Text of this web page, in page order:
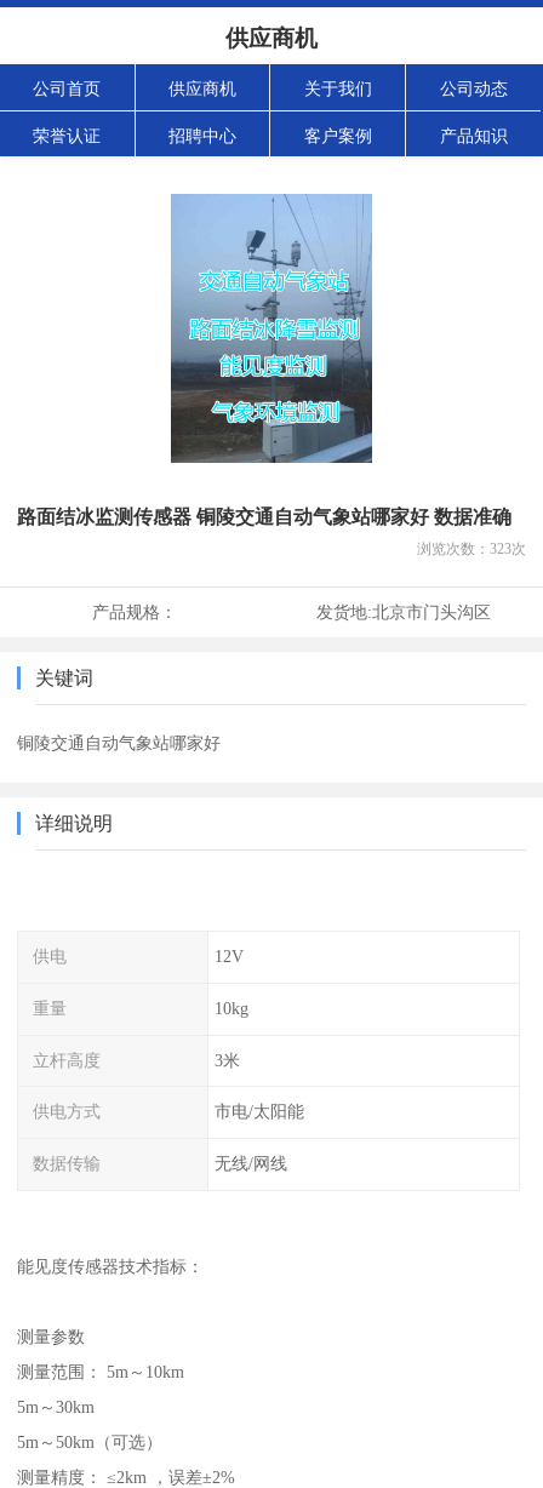
供应商机
公司首页 供应商机 关于我们 公司动态
荣誉认证 招聘中心 客户案例 产品知识
路面结冰监测传感器 铜陵交通自动气象站哪家好 数据准确
浏览次数： 323次
产品规格： 发货地:北京市门头沟区
关键词
铜陵交通自动气象站哪家好
详细说明
供电 12V
重量 10kg
立杆高度 3米
供电方式 市电/太阳能
数据传输 无线/网线
能见度传感器技术指标：
测量参数
测量范围： 5m～10km
5m～30km
5m～50km（可选）
测量精度： ≤2km ，误差±2%